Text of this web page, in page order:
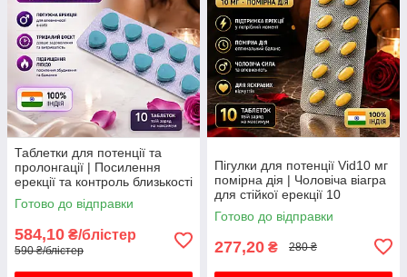
Таблетки для потенції та
пролонгації | Посилення
ерекції та контроль близькості
10 таблеток
Готово до відправки
584,10 ₴/блістер
590 ₴/блістер
Пігулки для потенції Vid10 мг
помірна дія | Чоловіча віагра
для стійкої ерекції 10
таблеток
Готово до відправки
277,20 ₴ 280 ₴